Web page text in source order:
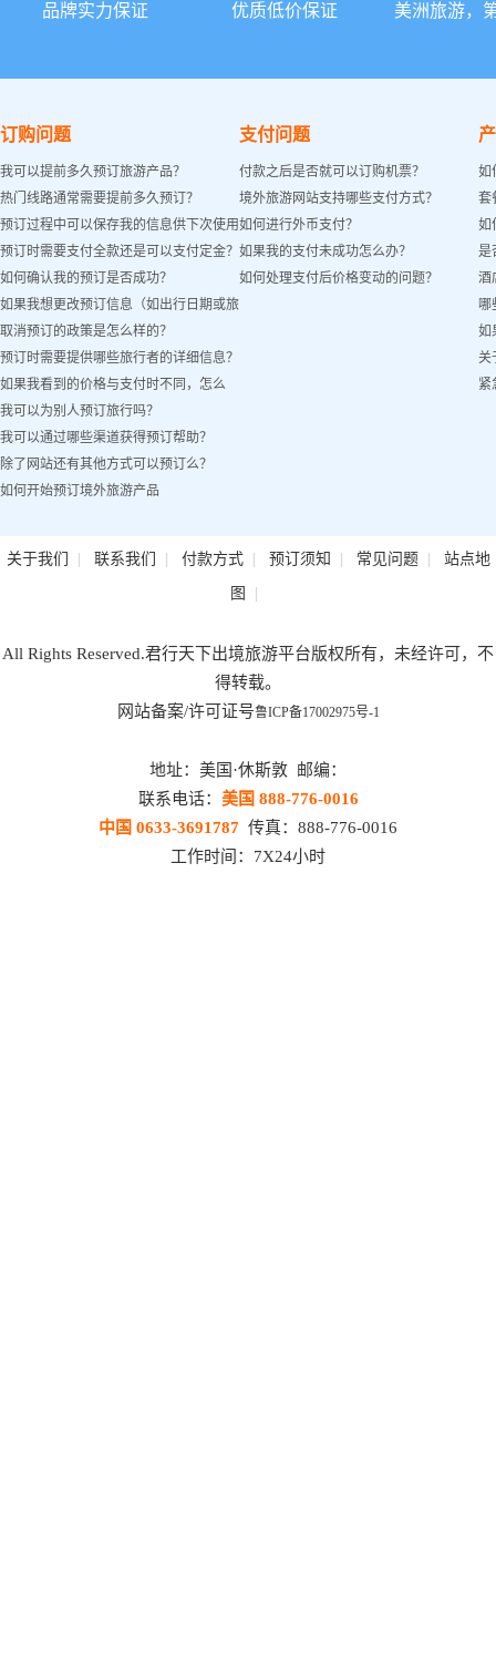
品牌实力保证 优质低价保证 美洲旅游，
订购问题
我可以提前多久预订旅游产品？
热门线路通常需要提前多久预订？
预订过程中可以保存我的信息供下次使用
吗？
预订时需要支付全款还是可以支付定金？
如何确认我的预订是否成功？
如果我想更改预订信息（如出行日期或旅
客姓名）怎么办？
取消预订的政策是怎么样的？
预订时需要提供哪些旅行者的详细信息？
如果我看到的价格与支付时不同，怎么
办？
我可以为别人预订旅行吗？
我可以通过哪些渠道获得预订帮助？
除了网站还有其他方式可以预订么？
如何开始预订境外旅游产品
支付问题
付款之后是否就可以订购机票？
境外旅游网站支持哪些支付方式？
如何进行外币支付？
如果我的支付未成功怎么办？
如何处理支付后价格变动的问题？
如
套
如
是
酒
哪
如
关
紧
关于我们 | 联系我们 | 付款方式| 预订须知 | 常见问题| 站点地
图 |
All Rights Reserved.君行天下出境旅游平台版权所有，未经许可，不
得转载。
网站备案/许可证号鲁ICP备17002975号-1
地址：美国·休斯敦 邮编：
联系电话： 美国 888-776-0016
中国 0633-3691787 传真：888-776-0016
工作时间：7X24小时